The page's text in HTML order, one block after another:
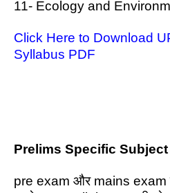
11- Ecology and
Click Here to Download
Syllabus PDF
Prelims Specific
pre exam और mains exam